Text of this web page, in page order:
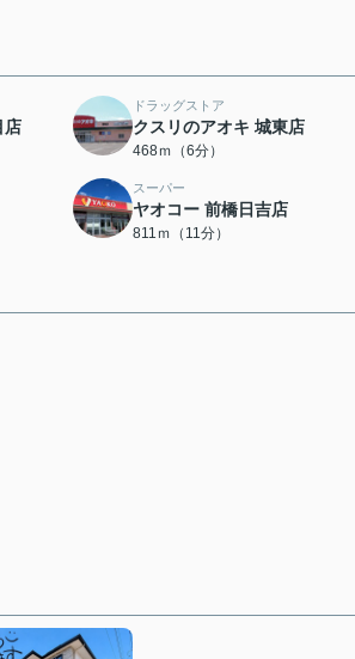
店
ドラッグストア
クスリのアオキ 城東店
468ｍ（6分）
スーパー
ヤオコー 前橋日吉店
811ｍ（11分）